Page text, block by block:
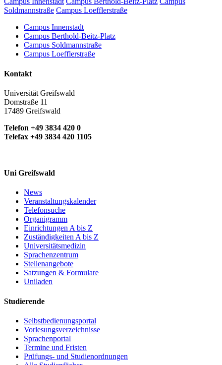
Soldmannstraße Campus Loefflerstraße
Campus Innenstadt
Campus Berthold-Beitz-Platz
Campus Soldmannstraße
Campus Loefflerstraße
Kontakt
Universität Greifswald
Domstraße 11
17489 Greifswald
Telefon +49 3834 420 0
Telefax +49 3834 420 1105
Uni Greifswald
News
Veranstaltungskalender
Telefonsuche
Organigramm
Einrichtungen A bis Z
Zuständigkeiten A bis Z
Universitätsmedizin
Sprachenzentrum
Stellenangebote
Satzungen & Formulare
Uniladen
Studierende
Selbstbedienungsportal
Vorlesungsverzeichnisse
Sprachenportal
Termine und Fristen
Prüfungs- und Studienordnungen